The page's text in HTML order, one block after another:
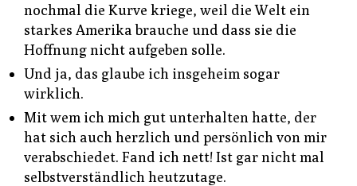
nochmal die Kurve kriege, weil die Welt ein
starkes Amerika brauche und dass sie die
Hoffnung nicht aufgeben solle.
Und ja, das glaube ich insgeheim sogar
wirklich.
Mit wem ich mich gut unterhalten hatte, der
hat sich auch herzlich und persönlich von mir
verabschiedet. Fand ich nett! Ist gar nicht mal
selbstverständlich heutzutage.